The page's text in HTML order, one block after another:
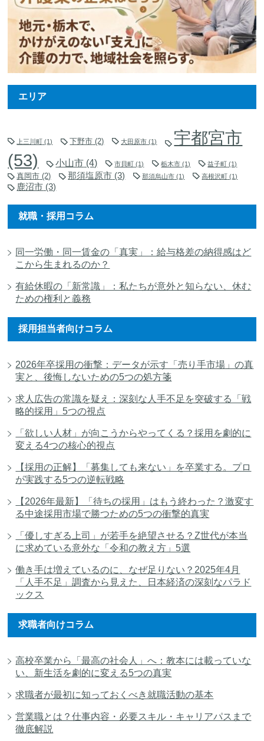
エリア
上三川町 (1) 下野市 (2) 大田原市 (1)
宇都宮市
(53)
小山市 (4) 市貝町 (1) 栃木市 (1) 益子町 (1)
真岡市 (2) 那須塩原市 (3) 那須烏山市 (1) 高根沢町 (1)
鹿沼市 (3)
就職・採用コラム
同一労働・同一賃金の「真実」：給与格差の納得感はど
こから生まれるのか？
有給休暇の「新常識」：私たちが意外と知らない、休む
ための権利と義務
採用担当者向けコラム
2026年卒採用の衝撃：データが示す「売り手市場」の真
実と、後悔しないための5つの処方箋
求人広告の常識を疑え：深刻な人手不足を突破する「戦
略的採用」5つの視点
「欲しい人材」が向こうからやってくる？採用を劇的に
変える4つの核心的視点
【採用の正解】「募集しても来ない」を卒業する。プロ
が実践する5つの逆転戦略
【2026年最新】「待ちの採用」はもう終わった？激変す
る中途採用市場で勝つための5つの衝撃的真実
「優しすぎる上司」が若手を絶望させる？Z世代が本当
に求めている意外な「令和の教え方」5選
働き手は増えているのに、なぜ足りない？2025年4月
「人手不足」調査から見えた、日本経済の深刻なパラド
ックス
求職者向けコラム
高校卒業から「最高の社会人」へ：教本には載っていな
い、新生活を劇的に変える5つの真実
求職者が最初に知っておくべき就職活動の基本
営業職とは？仕事内容・必要スキル・キャリアパスまで
徹底解説